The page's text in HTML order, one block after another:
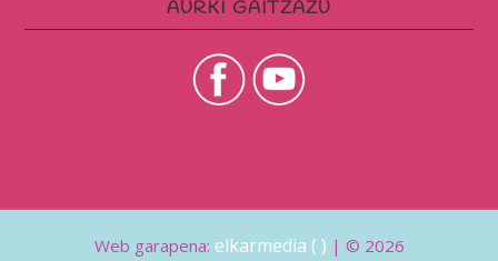
AURKI GAITZAZU
Web garapena: elkarmedia ( ) | © 2026